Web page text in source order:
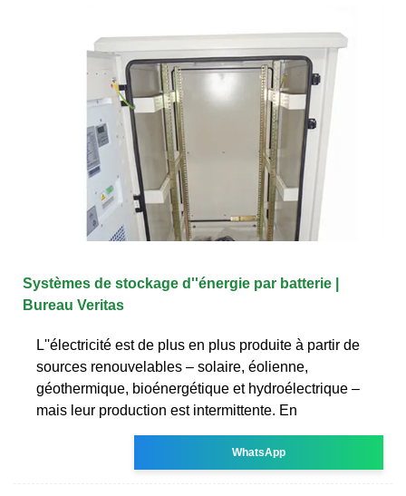
Systèmes de stockage d''énergie par batterie |
Bureau Veritas
L''électricité est de plus en plus produite à partir de
sources renouvelables – solaire, éolienne,
géothermique, bioénergétique et hydroélectrique –
mais leur production est intermittente. En
WhatsApp